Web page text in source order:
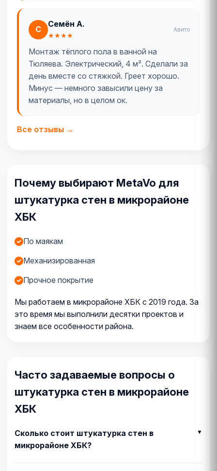
С
Семён А.
★★★★
Авито
Монтаж тёплого пола в ванной на
Тюляева. Электрический, 4 м². Сделали за
день вместе со стяжкой. Греет хорошо.
Минус — немного завысили цену за
материалы, но в целом ок.
Все отзывы →
Почему выбирают MetaVo для
штукатурка стен в микрорайоне
ХБК
По маякам
Механизированная
Прочное покрытие
Мы работаем в микрорайоне ХБК с 2019 года. За
это время мы выполнили десятки проектов и
знаем все особенности района.
Часто задаваемые вопросы о
штукатурка стен в микрорайоне
ХБК
Сколько стоит штукатурка стен в
микрорайоне ХБК?